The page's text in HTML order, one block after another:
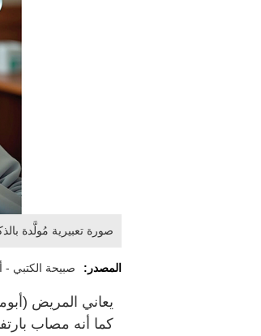
صورة تعبيرية مُولَّدة
المصدر: صبيحة الكتبي -
كما أنه مصاب